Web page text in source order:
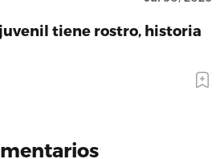
tiene rostro, historia